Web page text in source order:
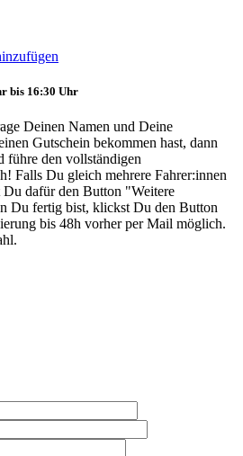
bis 16:30 Uhr
Deinen Namen und Deine
Gutschein bekommen hast, dann
führe den vollständigen
Falls Du gleich mehrere Fahrer:innen
Du dafür den Button "Weitere
Du fertig bist, klickst Du den Button
bis 48h vorher per Mail möglich.